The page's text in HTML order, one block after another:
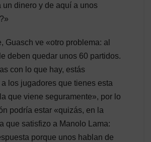
un dinero y de aquí a unos
Guasch ve «otro problema: al
deben quedar unos 60 partidos.
con lo que hay, estás
los jugadores que tienes esta
que viene seguramente», por lo
podría estar «quizás, en la
que satisfizo a Manolo Lama:
porque unos hablan de